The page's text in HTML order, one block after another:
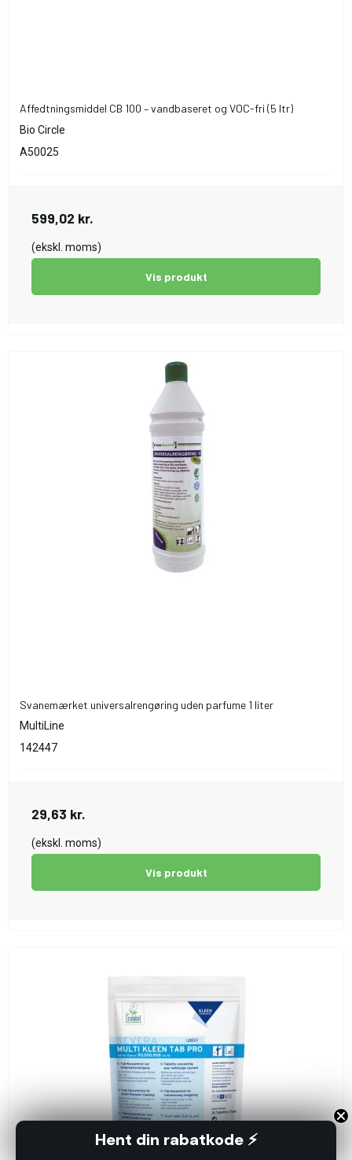
Affedtningsmiddel CB 100 – vandbaseret og VOC-fri (5 ltr)
Bio Circle
A50025
599,02 kr.
(ekskl. moms)
Vis produkt
Svanemærket universalrengøring uden parfume 1 liter
MultiLine
142447
29,63 kr.
(ekskl. moms)
Vis produkt
Hent din rabatkode ⚡